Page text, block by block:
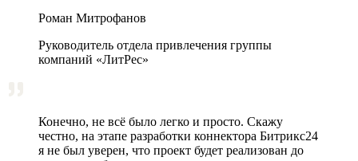
Роман Митрофанов
Руководитель отдела привлечения группы
компаний «ЛитРес»
Конечно, не всё было легко и просто. Скажу
честно, на этапе разработки коннектора Битрикс24
я не был уверен, что проект будет реализован до